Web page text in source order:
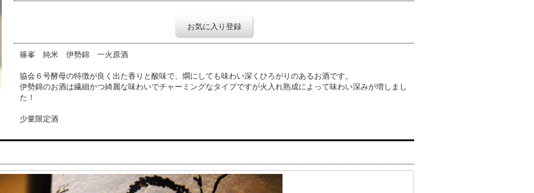
お気に入り登録
篠峯 純米 伊勢錦 一火原酒
協会６号酵母の特徴が良く出た香りと酸味で、燗にしても味わい深くひろがりのあるお酒です。
伊勢錦のお酒は繊細かつ綺麗な味わいでチャーミングなタイプですが火入れ熟成によって味わい深みが増しまし
た！
少量限定酒